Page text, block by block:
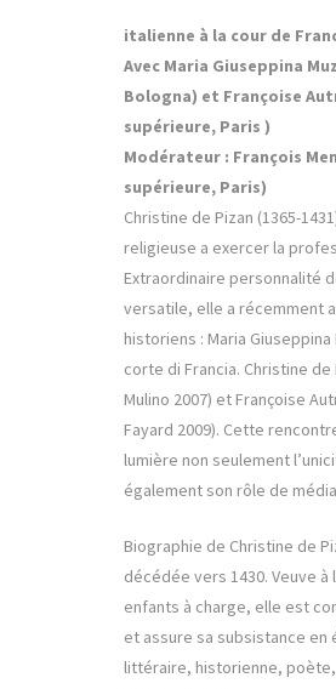
italienne à la cour de
Avec Maria Giuseppina
Bologna) et Françoise
supérieure, Paris )
Modérateur : François
supérieure, Paris)
Christine de Pizan (1365-
religieuse a exercer la
Extraordinaire personnalité
versatile, elle a récemment
historiens : Maria Giuseppina
corte di Francia. Christine
Mulino 2007) et Françoise
Fayard 2009). Cette
lumière non seulement
également son rôle de
Biographie de Christine de
décédée vers 1430. Veuve à
enfants à charge, elle est
et assure sa subsistance
littéraire, historienne,